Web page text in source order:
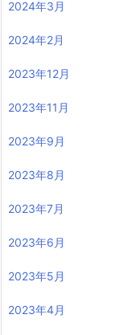
2024年3月
2024年2月
2023年12月
2023年11月
2023年9月
2023年8月
2023年7月
2023年6月
2023年5月
2023年4月